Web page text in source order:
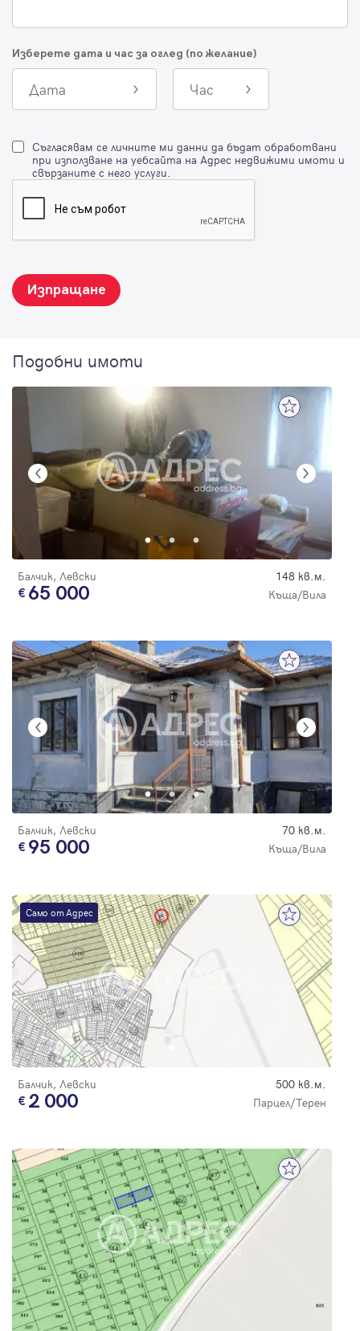
Изберете дата и час за оглед (по желание)
Дата Час
Съгласявам се личните ми данни да бъдат обработвани
при използване на уебсайта на Адрес недвижими имоти и
свързаните с него услуги.
Изпращане
Подобни имоти
Балчик, Левски 148 кв.м.
65 000 Къща/Вила
Балчик, Левски 70 кв.м.
95 000 Къща/Вила
Само от Адрес
Балчик, Левски 500 кв.м.
2 000 Парцел/Терен